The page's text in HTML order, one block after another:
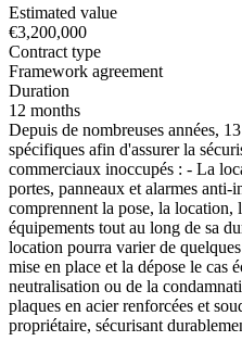
Estimated value
€3,200,000
Contract type
Framework agreement
Duration
12 months
Depuis de nombreuses années,
spécifiques afin d'assurer la
commerciaux inoccupés : - La
portes, panneaux et alarmes anti-
comprennent la pose, la location,
équipements tout au long de sa
location pourra varier de
mise en place et la dépose le cas
neutralisation ou de la
plaques en acier renforcées et
propriétaire, sécurisant